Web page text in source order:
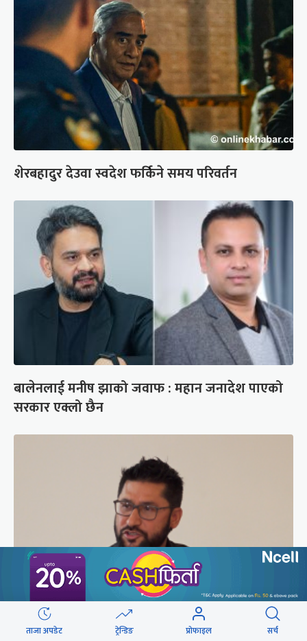
शेरबहादुर देउवा स्वदेश फर्किने समय परिवर्तन
बालेनलाई मनीष झाको जवाफ : महान जनादेश पाएको
सरकार एक्लो छैन
सरकारबारे रवि– बादलको टुक्रामा जहाज हल्लिन सक्छ,
ताजा अपडेट ट्रेन्डिङ प्रोफाइल सर्च